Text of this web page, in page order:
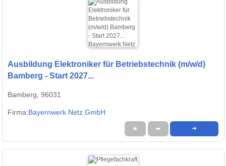
Ausbildung Elektroniker für Betriebstechnik (m/w/d)
Bamberg - Start 2027...
Bamberg, 96031
Firma:Bayernwerk Netz GmbH
★ ➦ ➜